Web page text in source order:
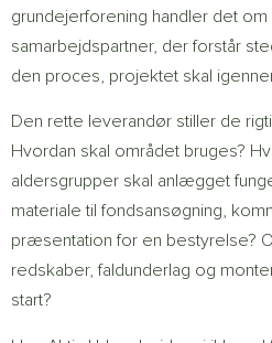
grundejerforening handler det om
samarbejdspartner, der forstår
den proces, projektet skal
Den rette leverandør stiller de
Hvordan skal området bruges?
aldersgrupper skal anlægget
materiale til fondsansøgning,
præsentation for en bestyrelse?
redskaber, faldunderlag og
start?